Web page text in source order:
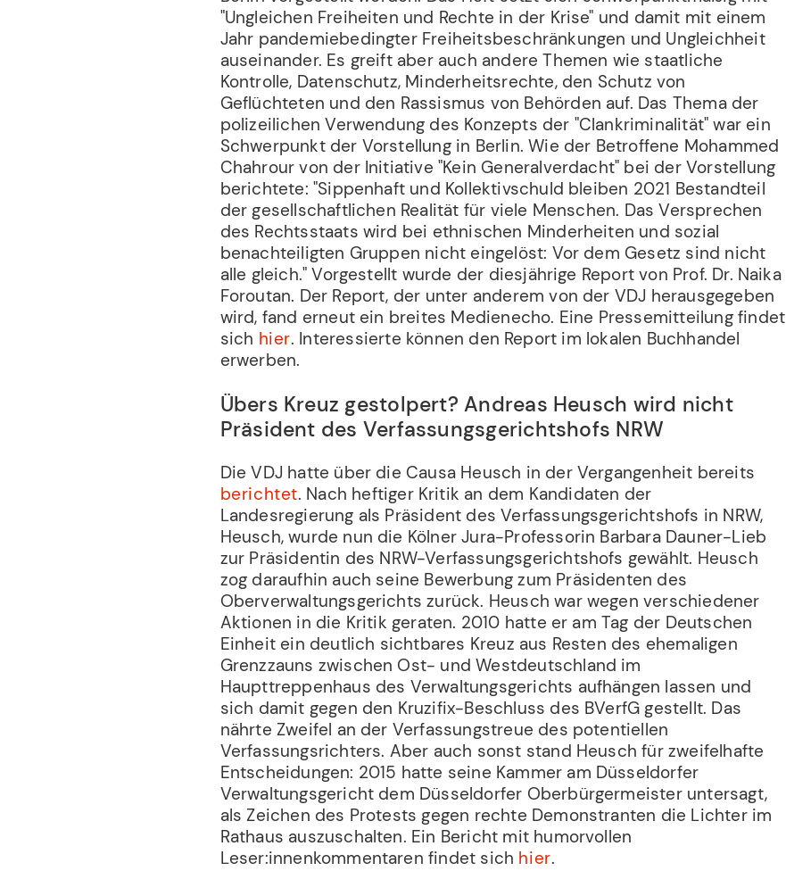
"Ungleichen Freiheiten und Rechte in der Krise" und damit mit einem
Jahr pandemiebedingter Freiheitsbeschränkungen und Ungleichheit
auseinander. Es greift aber auch andere Themen wie staatliche
Kontrolle, Datenschutz, Minderheitsrechte, den Schutz von
Geflüchteten und den Rassismus von Behörden auf. Das Thema der
polizeilichen Verwendung des Konzepts der "Clankriminalität" war ein
Schwerpunkt der Vorstellung in Berlin. Wie der Betroffene Mohammed
Chahrour von der Initiative "Kein Generalverdacht" bei der Vorstellung
berichtete: "Sippenhaft und Kollektivschuld bleiben 2021 Bestandteil
der gesellschaftlichen Realität für viele Menschen. Das Versprechen
des Rechtsstaats wird bei ethnischen Minderheiten und sozial
benachteiligten Gruppen nicht eingelöst: Vor dem Gesetz sind nicht
alle gleich." Vorgestellt wurde der diesjährige Report von Prof. Dr. Naika
Foroutan. Der Report, der unter anderem von der VDJ herausgegeben
wird, fand erneut ein breites Medienecho. Eine Pressemitteilung findet
sich hier. Interessierte können den Report im lokalen Buchhandel
erwerben.
Übers Kreuz gestolpert? Andreas Heusch wird nicht
Präsident des Verfassungsgerichtshofs NRW
Die VDJ hatte über die Causa Heusch in der Vergangenheit bereits
berichtet. Nach heftiger Kritik an dem Kandidaten der
Landesregierung als Präsident des Verfassungsgerichtshofs in NRW,
Heusch, wurde nun die Kölner Jura-Professorin Barbara Dauner-Lieb
zur Präsidentin des NRW-Verfassungsgerichtshofs gewählt. Heusch
zog daraufhin auch seine Bewerbung zum Präsidenten des
Oberverwaltungsgerichts zurück. Heusch war wegen verschiedener
Aktionen in die Kritik geraten. 2010 hatte er am Tag der Deutschen
Einheit ein deutlich sichtbares Kreuz aus Resten des ehemaligen
Grenzzauns zwischen Ost- und Westdeutschland im
Haupttreppenhaus des Verwaltungsgerichts aufhängen lassen und
sich damit gegen den Kruzifix-Beschluss des BVerfG gestellt. Das
nährte Zweifel an der Verfassungstreue des potentiellen
Verfassungsrichters. Aber auch sonst stand Heusch für zweifelhafte
Entscheidungen: 2015 hatte seine Kammer am Düsseldorfer
Verwaltungsgericht dem Düsseldorfer Oberbürgermeister untersagt,
als Zeichen des Protests gegen rechte Demonstranten die Lichter im
Rathaus auszuschalten. Ein Bericht mit humorvollen
Leser:innenkommentaren findet sich hier.